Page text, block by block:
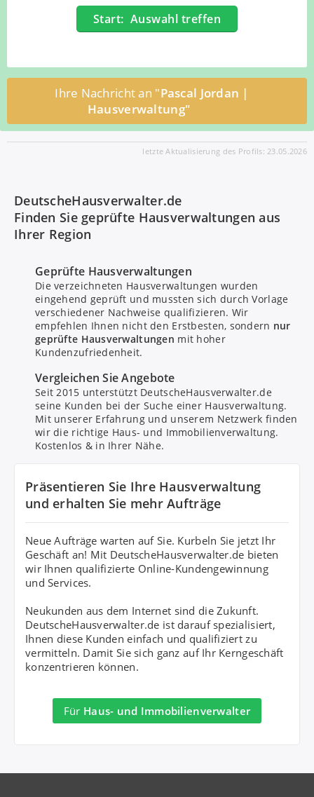
Unverzügliche Auskunft über Zertifikate und
Bescheinigungen für absolvierte Weiterbildungen
Start: Auswahl treffen
Ihre Nachricht an "Pascal Jordan |
Hausverwaltung"
Nachricht senden
Mit Absenden stimmen Sie dem
letzte Aktualisierung des Profils: 23.05.2026
DeutscheHausverwalter.de
Finden Sie geprüfte Hausverwaltungen aus
Ihrer Region
Geprüfte Hausverwaltungen
Die verzeichneten Hausverwaltungen wurden
eingehend geprüft und mussten sich durch Vorlage
verschiedener Nachweise qualifizieren. Wir
empfehlen Ihnen nicht den Erstbesten, sondern nur
geprüfte Hausverwaltungen mit hoher
Kundenzufriedenheit.
Vergleichen Sie Angebote
Seit 2015 unterstützt DeutscheHausverwalter.de
seine Kunden bei der Suche einer Hausverwaltung.
Mit unserer Erfahrung und unserem Netzwerk finden
wir die richtige Haus- und Immobilienverwaltung.
Kostenlos & in Ihrer Nähe.
Präsentieren Sie Ihre Hausverwaltung
und erhalten Sie mehr Aufträge
Neue Aufträge warten auf Sie. Kurbeln Sie jetzt Ihr
Geschäft an! Mit DeutscheHausverwalter.de bieten
wir Ihnen qualifizierte Online-Kundengewinnung
und Services.
Neukunden aus dem Internet sind die Zukunft.
DeutscheHausverwalter.de ist darauf spezialisiert,
Ihnen diese Kunden einfach und qualifiziert zu
vermitteln. Damit Sie sich ganz auf Ihr Kerngeschäft
konzentrieren können.
Für Haus- und Immobilienverwalter